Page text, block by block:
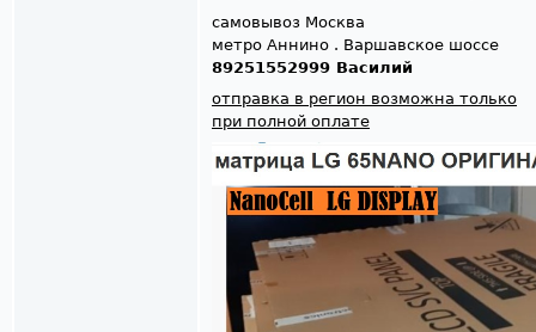
самовывоз Москва
метро Аннино . Варшавское шоссе
89251552999 Василий
отправка в регион возможна только
при полной оплате